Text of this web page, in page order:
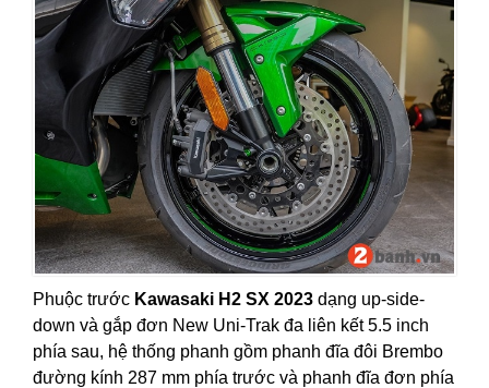
Phuộc trước Kawasaki H2 SX 2023 dạng up-side-
down và gắp đơn New Uni-Trak đa liên kết 5.5 inch
phía sau, hệ thống phanh gồm phanh đĩa đôi Brembo
đường kính 287 mm phía trước và phanh đĩa đơn phía